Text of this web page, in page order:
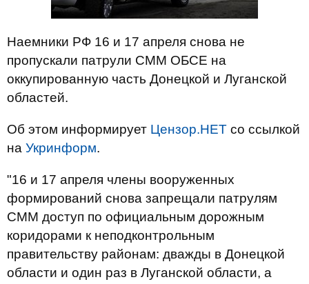
Наемники РФ 16 и 17 апреля снова не
пропускали патрули СММ ОБСЕ на
оккупированную часть Донецкой и Луганской
областей.
Об этом информирует Цензор.НЕТ со ссылкой
на Укринформ.
"16 и 17 апреля члены вооруженных
формирований снова запрещали патрулям
СММ доступ по официальным дорожным
коридорами к неподконтрольным
правительству районам: дважды в Донецкой
области и один раз в Луганской области, а